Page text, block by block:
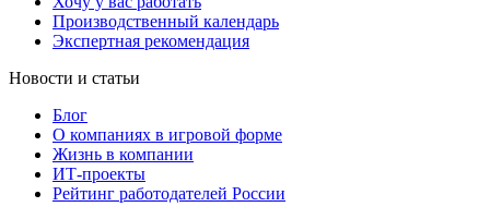
Производственный календарь
Экспертная рекомендация
Новости и статьи
Блог
О компаниях в игровой форме
Жизнь в компании
ИТ-проекты
Рейтинг работодателей России